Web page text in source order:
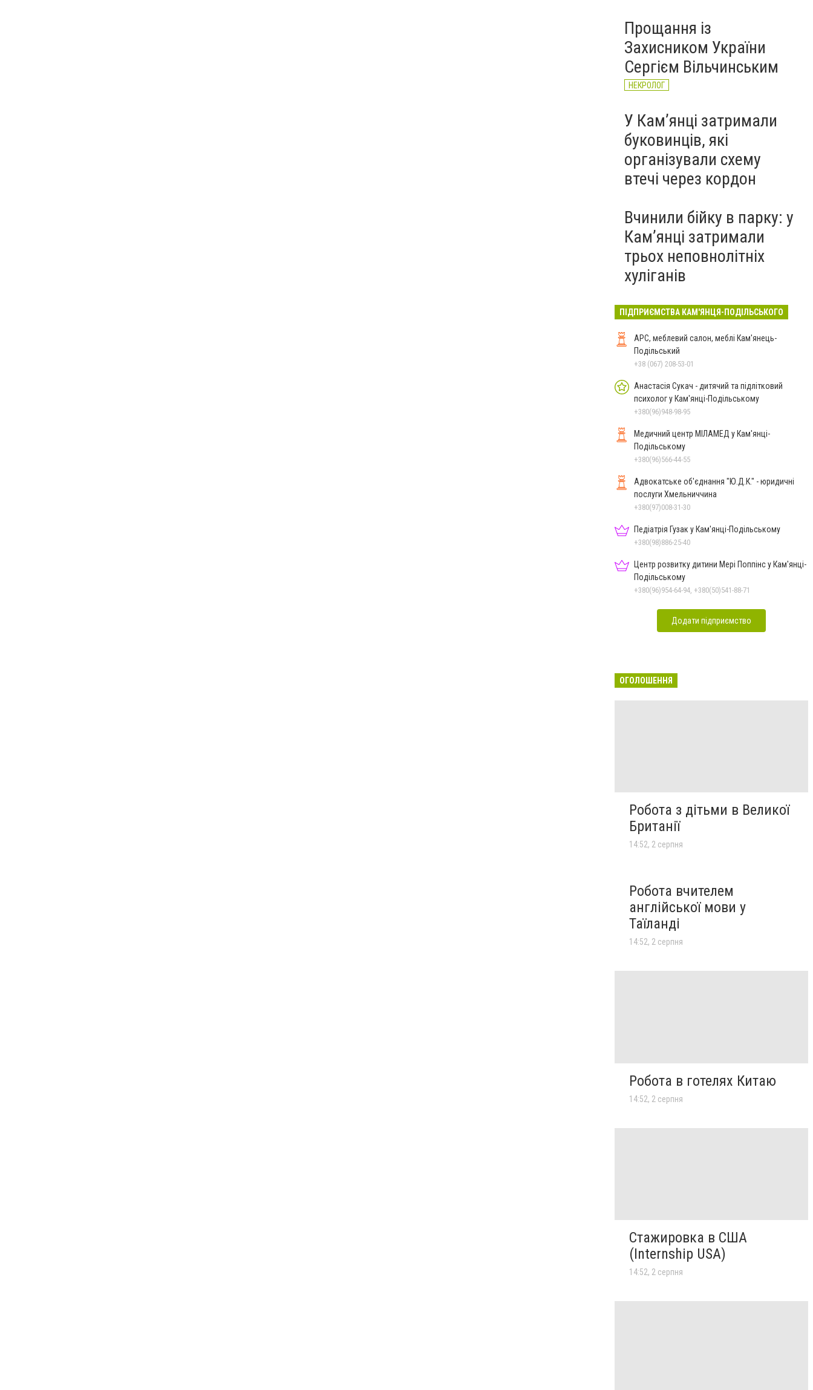
Прощання із
Захисником України
Сергієм Вільчинським
НЕКРОЛОГ
У Кам’янці затримали
буковинців, які
організували схему
втечі через кордон
Вчинили бійку в парку: у
Кам’янці затримали
трьох неповнолітніх
хуліганів
ПІДПРИЄМСТВА КАМ'ЯНЦЯ-ПОДІЛЬСЬКОГО
АРС, меблевий салон, меблі Кам'янець-
Подільський
+38 (067) 208-53-01
Анастасія Сукач - дитячий та підлітковий
психолог у Кам'янці-Подільському
+380(96)948-98-95
Медичний центр МІЛАМЕД у Кам'янці-
Подільському
+380(96)566-44-55
Адвокатське об'єднання "Ю.Д.К." - юридичні
послуги Хмельниччина
+380(97)008-31-30
Педіатрія Гузак у Кам'янці-Подільському
+380(98)886-25-40
Центр розвитку дитини Мері Поппінс у Кам'янці-
Подільському
+380(96)954-64-94, +380(50)541-88-71
Додати підприємство
ОГОЛОШЕННЯ
Робота з дітьми в Великої
Британії
14:52, 2 серпня
Робота вчителем
англійської мови у
Таїланді
14:52, 2 серпня
Робота в готелях Китаю
14:52, 2 серпня
Стажировка в США
(Internship USA)
14:52, 2 серпня